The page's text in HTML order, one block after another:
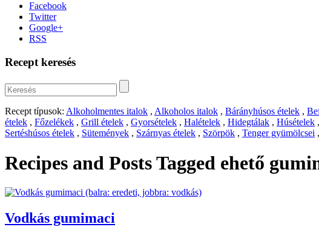
Facebook
Twitter
Google+
RSS
Recept keresés
Recept típusok: Alkoholmentes italok , Alkoholos italok , Bárányhúsos ételek ,
ételek , Főzelékek , Grill ételek , Gyorsételek , Halételek , Hidegtálak , Húsételek ,
Sertéshúsos ételek , Sütemények , Szárnyas ételek , Szörpök , Tenger gyümölcsei ,
Recipes and Posts Tagged ehető
Vodkás gumimaci